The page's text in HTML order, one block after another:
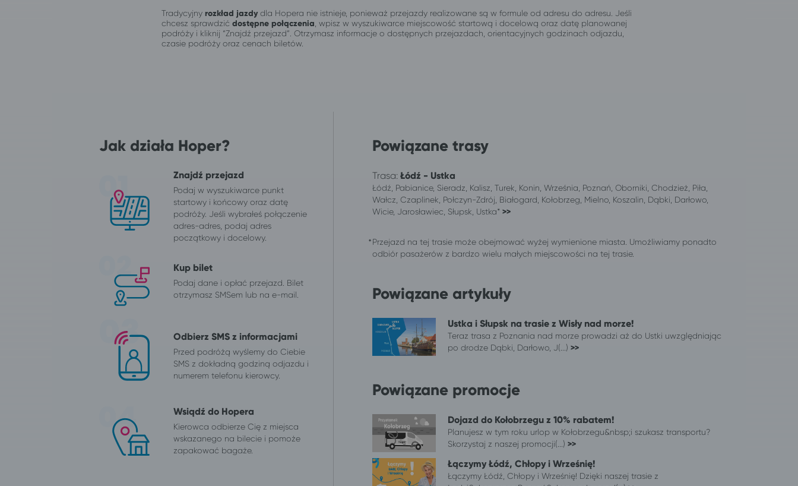
Tradycyjny rozkład jazdydla Hopera nie istnieje, ponieważ przejazdy realizowane są w formule od adresu do adresu. Jeśli
chcesz sprawdzić dostępne połączenia , wpisz w wyszukiwarce miejscowość startową i docelową oraz datę planowanej
podróży i kliknij “Znajdź przejazd”. Otrzymasz informacje o dostępnych przejazdach, orientacyjnych godzinach odjazdu,
czasie podróży oraz cenach biletów.
Jak działa Hoper?
Znajdź przejazd
Podaj w wyszukiwarce punkt
startowy i końcowy oraz datę
podróży. Jeśli wybrałeś połączenie
adres-adres, podaj adres
początkowy i docelowy.
Kup bilet
Podaj dane i opłać przejazd. Bilet
otrzymasz SMSem lub na e-mail.
Odbierz SMS z informacjami
Przed podróżą wyślemy do Ciebie
SMS z dokładną godziną odjazdu i
numerem telefonu kierowcy.
Wsiądź do Hopera
Kierowca odbierze Cię z miejsca
wskazanego na bilecie i pomoże
zapakować bagaże.
Powiązane trasy
Trasa: Łódź - Ustka
Łódź, Pabianice, Sieradz, Kalisz, Turek, Konin, Września, Poznań, Oborniki, Chodzież, Piła,
Wałcz, Czaplinek, Połczyn-Zdrój, Białogard, Kołobrzeg, Mielno, Koszalin, Dąbki, Darłowo,
Wicie, Jarosławiec, Słupsk, Ustka* >>
Przejazd na tej trasie może obejmować wyżej wymienione miasta. Umożliwiamy ponadto
odbiór pasażerów z bardzo wielu małych miejscowości na tej trasie.
Powiązane artykuły
Ustka i Słupsk na trasie z Wisły nad morze!
Teraz trasa z Poznania nad morze prowadzi aż do Ustki uwzględniając
po drodze Dąbki, Darłowo, J(...) >>
Powiązane promocje
Dojazd do Kołobrzegu z 10% rabatem!
Planujesz w tym roku urlop w Kołobrzegu&nbsp;i szukasz transportu?
Skorzystaj z naszej promocji(...) >>
Łączymy Łódź, Chłopy i Wrześnię!
Łączymy Łódź, Chłopy i Wrześnię! Dzięki naszej trasie z